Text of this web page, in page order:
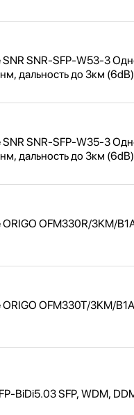
SNR-SFP-W53-3
дальность до 3км
SNR-SFP-W35-3
дальность до 3км
OFM330R/3KM/
OFM330T/3KM/
BiDi5.03 SFP, WDM,